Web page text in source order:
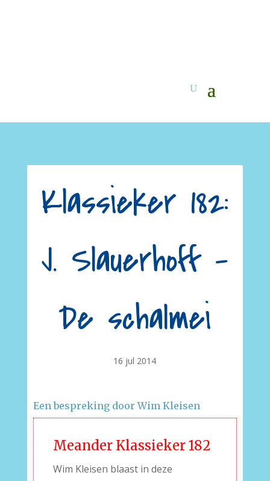
Klassieker 182:
J. Slauerhoff –
De schalmei
16 jul 2014
Een bespreking door Wim Kleisen
Meander Klassieker 182
Wim Kleisen blaast in deze